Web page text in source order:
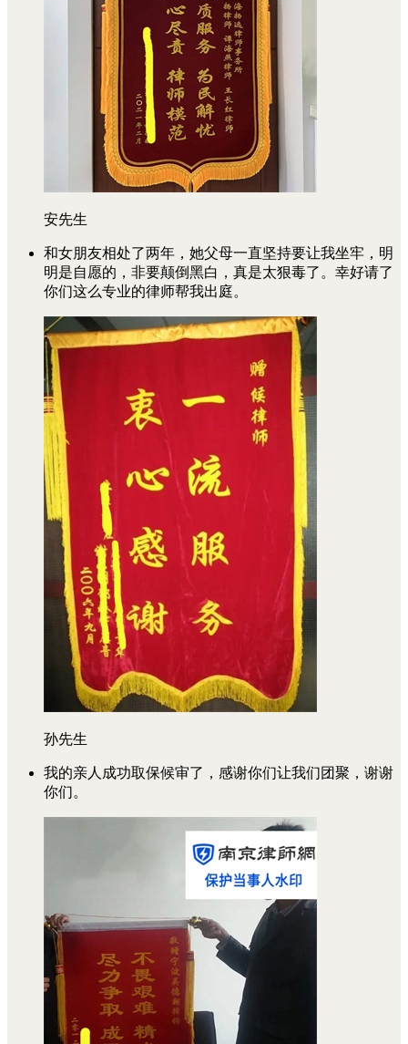
安先生
和女朋友相处了两年，她父母一直坚持要让我坐牢，明
明是自愿的，非要颠倒黑白，真是太狠毒了。幸好请了
你们这么专业的律师帮我出庭。
孙先生
我的亲人成功取保候审了，感谢你们让我们团聚，谢谢
你们。